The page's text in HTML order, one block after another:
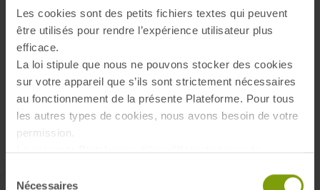
Les cookies sont des petits fichiers textes qui peuvent
être utilisés pour rendre l’expérience utilisateur plus
efficace.
La loi stipule que nous ne pouvons stocker des cookies
sur votre appareil que s’ils sont strictement nécessaires
au fonctionnement de la présente Plateforme. Pour tous
les autres types de cookies, nous avons besoin de votre
permission.
La présente Plateforme utilise différents types de
tiers qui apparaissent sur nos pages. À tout moment,
Nécessaires
EN SAVOIR PLUS
Chèque énergie : vérifier votre éligibilité avant le 28